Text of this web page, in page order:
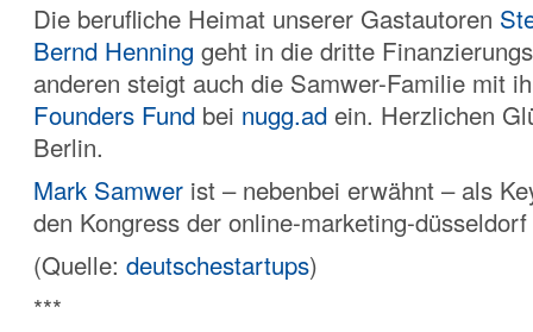
Die berufliche Heimat unserer Gastautoren
Bernd Henning geht in die dritte
anderen steigt auch die Samwer-Familie mit
Founders Fund bei nugg.ad ein. Herzlichen
Berlin.
Mark Samwer ist – nebenbei erwähnt – als
den Kongress der online-marketing-
(Quelle: deutschestartups)
***